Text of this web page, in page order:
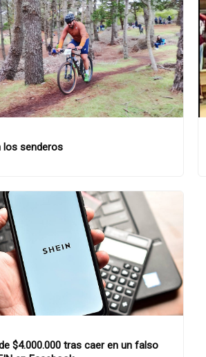
los senderos
$4.000.000 tras caer en un falso